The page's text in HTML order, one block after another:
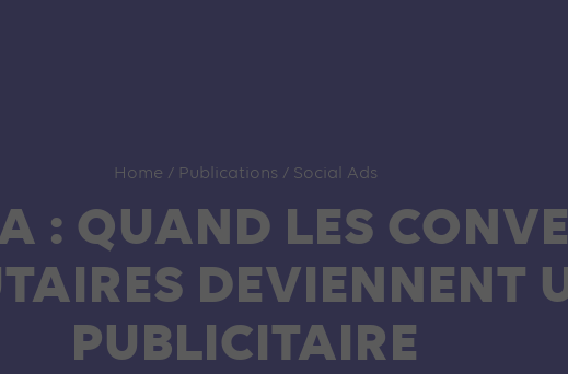
Home / Publications / Social Ads
: QUAND LES
DEVIENNENT
PUBLICITAIRE